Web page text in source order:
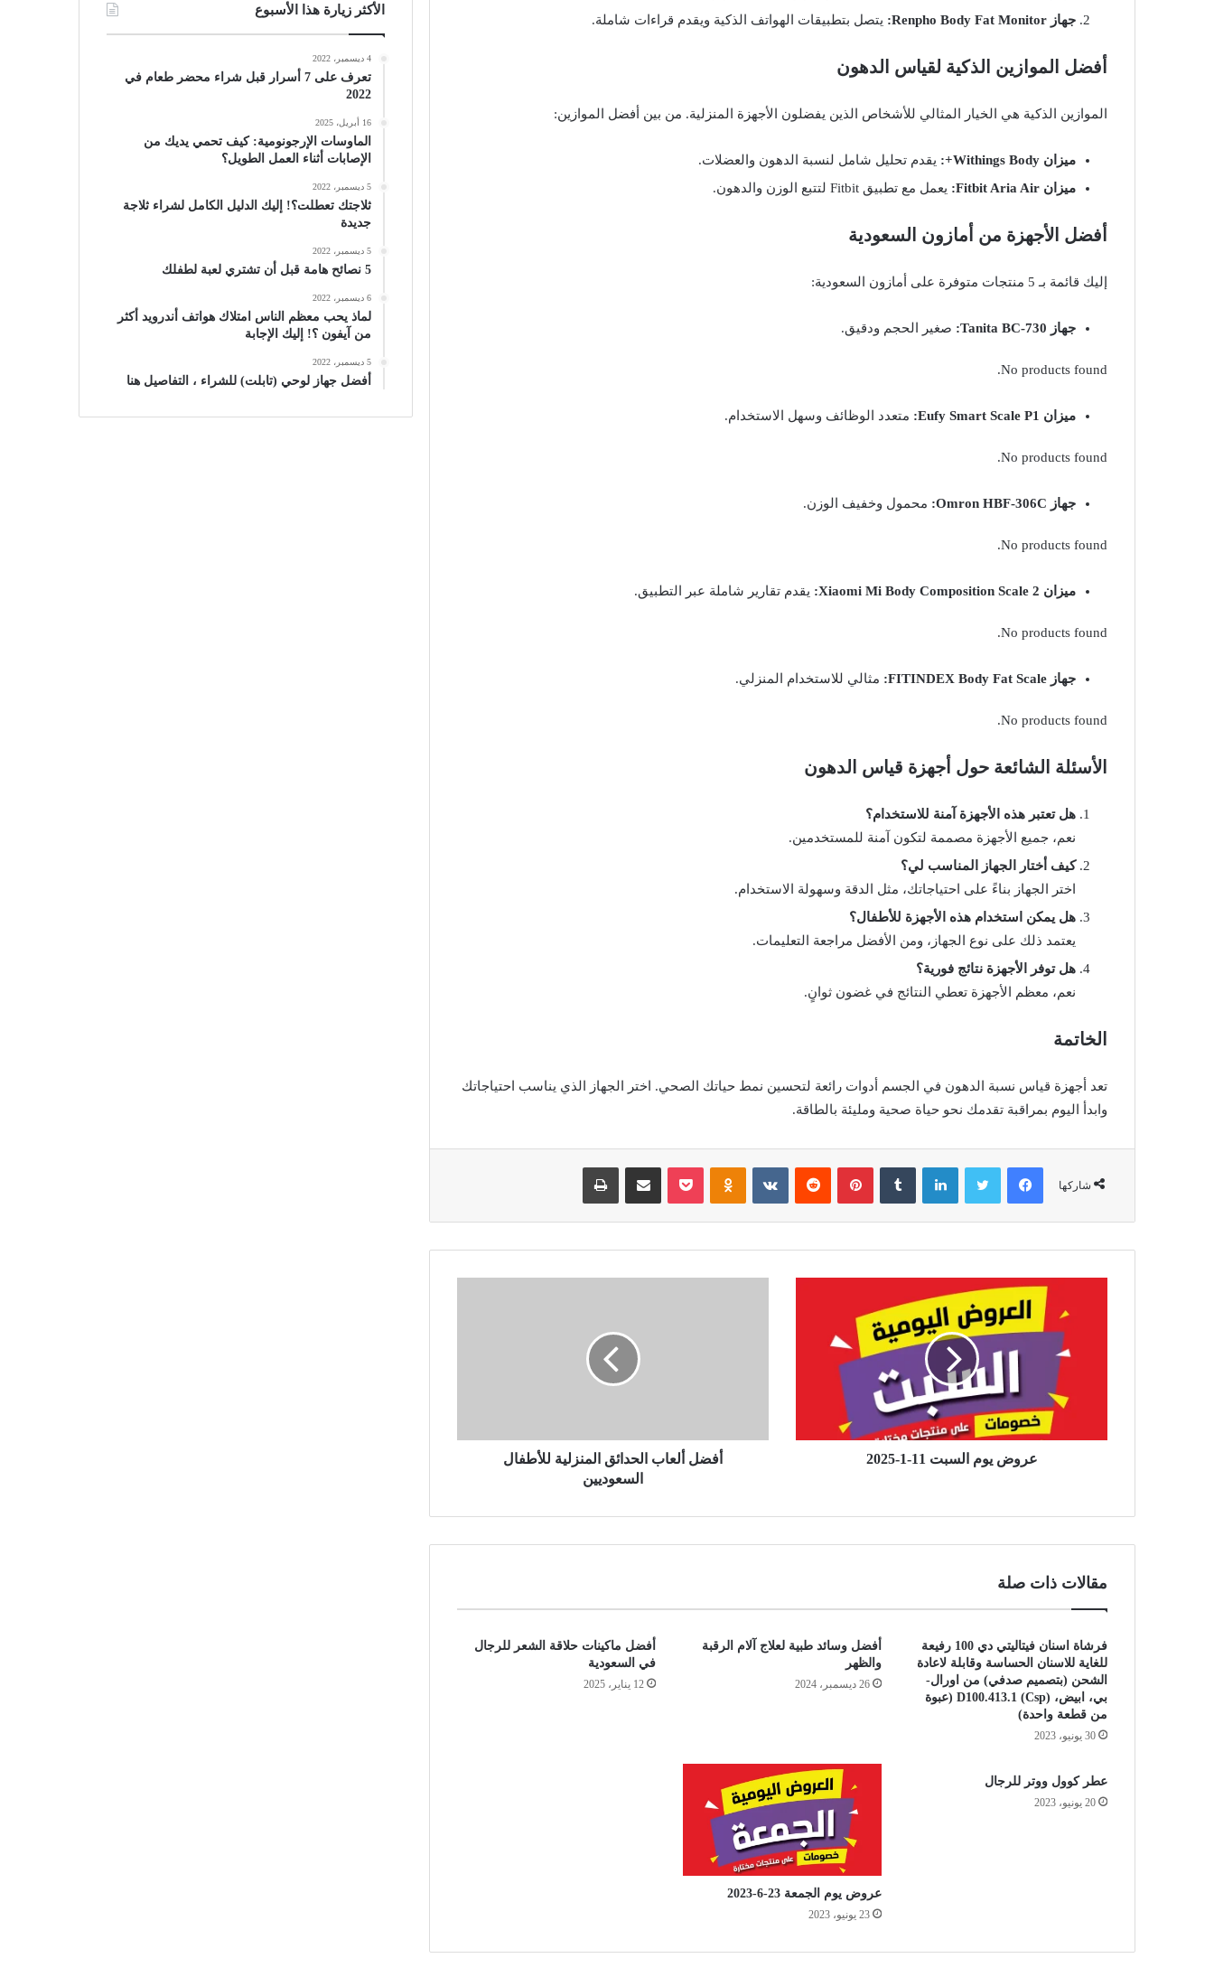
جهاز Renpho Body Fat Monitor:
يتصل بتطبيقات الهواتف الذكية ويقدم قراءات شاملة.
أفضل الموازين الذكية لقياس الدهون
الموازين الذكية هي الخيار المثالي للأشخاص الذين يفضلون الأجهزة المنزلية. من بين أفضل الموازين:
ميزان Withings Body+:
يقدم تحليل شامل لنسبة الدهون والعضلات.
ميزان Fitbit Aria Air:
يعمل مع تطبيق Fitbit لتتبع الوزن والدهون.
أفضل الأجهزة من أمازون السعودية
إليك قائمة بـ 5 منتجات متوفرة على أمازون السعودية:
جهاز Tanita BC-730: صغير الحجم ودقيق.
No products found.
ميزان Eufy Smart Scale P1: متعدد الوظائف وسهل الاستخدام.
No products found.
جهاز Omron HBF-306C: محمول وخفيف الوزن.
No products found.
ميزان Xiaomi Mi Body Composition Scale 2: يقدم تقارير شاملة عبر التطبيق.
No products found.
جهاز FITINDEX Body Fat Scale: مثالي للاستخدام المنزلي.
No products found.
الأسئلة الشائعة حول أجهزة قياس الدهون
هل تعتبر هذه الأجهزة آمنة للاستخدام؟
نعم، جميع الأجهزة مصممة لتكون آمنة للمستخدمين.
كيف أختار الجهاز المناسب لي؟
اختر الجهاز بناءً على احتياجاتك، مثل الدقة وسهولة الاستخدام.
هل يمكن استخدام هذه الأجهزة للأطفال؟
يعتمد ذلك على نوع الجهاز، ومن الأفضل مراجعة التعليمات.
هل توفر الأجهزة نتائج فورية؟
نعم، معظم الأجهزة تعطي النتائج في غضون ثوانٍ.
الخاتمة
تعد أجهزة قياس نسبة الدهون في الجسم أدوات رائعة لتحسين نمط حياتك الصحي. اختر الجهاز الذي يناسب احتياجاتك
وابدأ اليوم بمراقبة تقدمك نحو حياة صحية ومليئة بالطاقة.
شاركها
فيسبوك تويتر لينكدإن بينتيريست Odnoklassniki
بوكيت مشاركة عبر البريد طباعة
عروض يوم السبت 11-1-2025
أفضل ألعاب الحدائق المنزلية للأطفال
السعوديين
مقالات ذات صلة
فرشاة اسنان فيتاليتي دي 100 رفيعة
للغاية للاسنان الحساسة وقابلة لاعادة
الشحن (بتصميم صدفي) من اورال-
بي، ابيض، D100.413.1 (Csp) (عبوة
من قطعة واحدة)
30 يونيو، 2023
أفضل وسائد طبية لعلاج آلام الرقبة
والظهر
26 ديسمبر، 2024
أفضل ماكينات حلاقة الشعر للرجال
في السعودية
12 يناير، 2025
عطر كوول ووتر للرجال
20 يونيو، 2023
عروض يوم الجمعة 23-6-2023
23 يونيو، 2023
الأكثر زيارة هذا الأسبوع
4 ديسمبر، 2022
تعرف على 7 أسرار قبل شراء محضر طعام في
2022
16 أبريل، 2025
الماوسات الإرجونومية: كيف تحمي يديك من
الإصابات أثناء العمل الطويل؟
5 ديسمبر، 2022
ثلاجتك تعطلت؟! إليك الدليل الكامل لشراء ثلاجة
جديدة
5 ديسمبر، 2022
5 نصائح هامة قبل أن تشتري لعبة لطفلك
6 ديسمبر، 2022
لماذ يحب معظم الناس امتلاك هواتف أندرويد أكثر
من آيفون ؟! إليك الإجابة
5 ديسمبر، 2022
أفضل جهاز لوحي (تابلت) للشراء ، التفاصيل هنا